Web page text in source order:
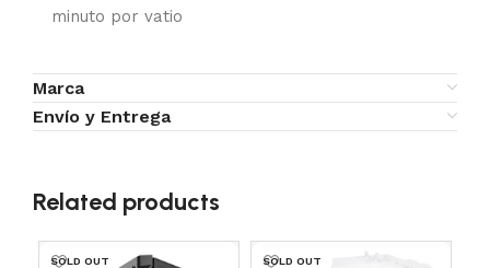
minuto por vatio
Marca
Envío y Entrega
Related products
SOLD OUT SOLD OUT